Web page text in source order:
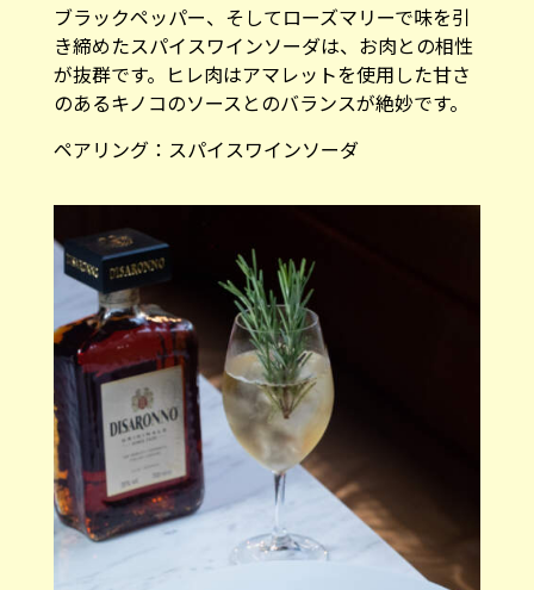
ブラックペッパー、そしてローズマリーで味を引
き締めたスパイスワインソーダは、お肉との相性
が抜群です。ヒレ肉はアマレットを使用した甘さ
のあるキノコのソースとのバランスが絶妙です。
ペアリング：スパイスワインソーダ